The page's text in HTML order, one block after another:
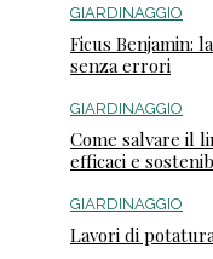
GIARDINAGGIO
Ficus Benjamin:
senza errori
GIARDINAGGIO
Come salvare il
efficaci e
GIARDINAGGIO
Lavori di